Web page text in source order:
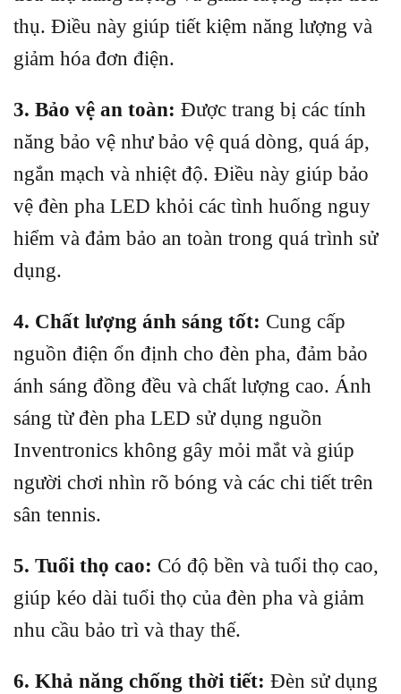
thụ. Điều này giúp tiết kiệm năng lượng và
giảm hóa đơn điện.
3. Bảo vệ an toàn: Được trang bị các tính
năng bảo vệ như bảo vệ quá dòng, quá áp,
ngắn mạch và nhiệt độ. Điều này giúp bảo
vệ đèn pha LED khỏi các tình huống nguy
hiểm và đảm bảo an toàn trong quá trình sử
dụng.
4. Chất lượng ánh sáng tốt: Cung cấp
nguồn điện ổn định cho đèn pha, đảm bảo
ánh sáng đồng đều và chất lượng cao. Ánh
sáng từ đèn pha LED sử dụng nguồn
Inventronics không gây mỏi mắt và giúp
người chơi nhìn rõ bóng và các chi tiết trên
sân tennis.
5. Tuổi thọ cao: Có độ bền và tuổi thọ cao,
giúp kéo dài tuổi thọ của đèn pha và giảm
nhu cầu bảo trì và thay thế.
6. Khả năng chống thời tiết: Đèn sử dụng